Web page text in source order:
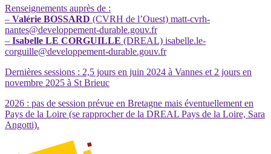
Renseignements auprès de :
– Valérie BOSSARD (CVRH de l’Ouest) matt-cvrh-
nantes@developpement-durable.gouv.fr
– Isabelle LE CORGUILLE (DREAL) isabelle.le-
corguille@developpement-durable.gouv.fr
Dernières sessions : 2,5 jours en juin 2024 à Vannes et 2 jours en
novembre 2025 à St Brieuc
2026 : pas de session prévue en Bretagne mais éventuellement en
Pays de la Loire (se rapprocher de la DREAL Pays de la Loire, Sara
Angotti).